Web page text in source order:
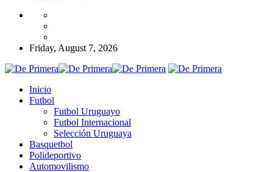
Friday, August 7, 2026
Inicio
Futbol
Futbol Uruguayo
Futbol Internacional
Selección Uruguaya
Basquetbol
Polideportivo
Automovilismo